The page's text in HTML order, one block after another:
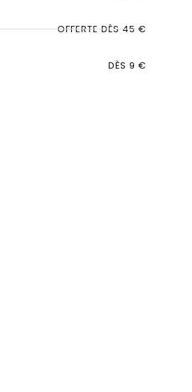
OFFERTE DÈS 45 €
DÈS 9 €